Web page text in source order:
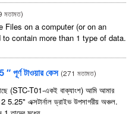
মতামত)
Files on a computer(or on an
to contain more than 1 type of data.
পূর্ণ টাওয়ার কেস (271 মতামত)
(STC-T01-একই বাক্যাংশ) আমি আমার
5.25" এক্সটার্নাল ড্রাইভ উপসাগরীয় অঞ্চল.